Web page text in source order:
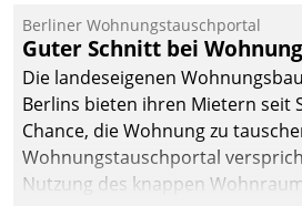
Berliner Wohnungstauschportal
Guter Schnitt bei
Die landeseigenen
Berlins bieten ihren Mietern seit
Chance, die Wohnung zu
Wohnungstauschportal
Nutzung des knappen